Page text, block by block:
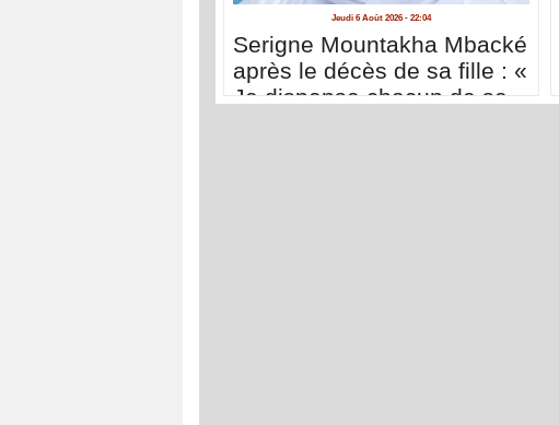
Jeudi 6 Août 2026 - 22:04
Serigne Mountakha Mbacké
après le décès de sa fille : «
Je dispense chacun de se